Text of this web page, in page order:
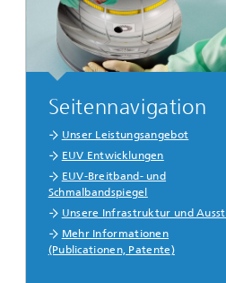
Seitennavigation
Unser Leistungsangebot
EUV Entwicklungen
EUV-Breitband- und
Schmalbandspiegel
Unsere Infrastruktur und
Mehr Informationen
(Publicationen, Patente)